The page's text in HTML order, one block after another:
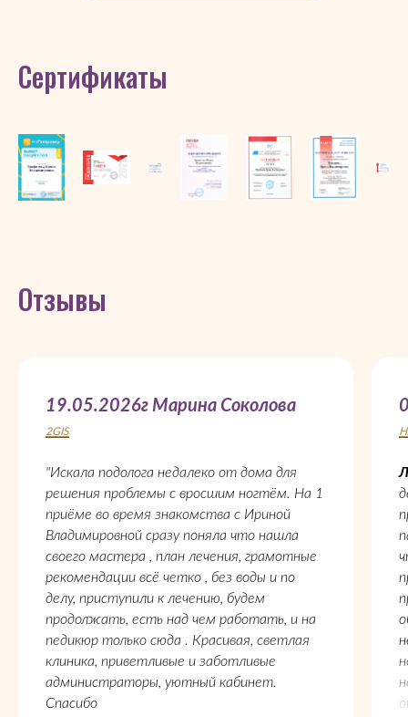
Сертификаты
Отзывы
19.05.2026г Марина Соколова
2GIS
"Искала подолога недалеко от дома для
решения проблемы с вросшим ногтём. На 1
приёме во время знакомства с Ириной
Владимировной сразу поняла что нашла
своего мастера , план лечения, грамотные
рекомендации всё четко , без воды и по
делу, приступили к лечению, будем
продолжать, есть над чем работать, и на
педикюр только сюда . Красивая, светлая
клиника, приветливые и заботливые
администраторы, уютный кабинет.
Спасибо
Н